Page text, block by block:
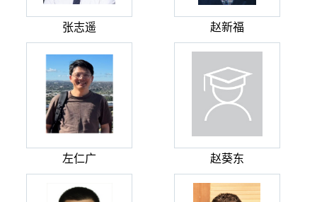
张志遥 赵新福
左仁广 赵葵东